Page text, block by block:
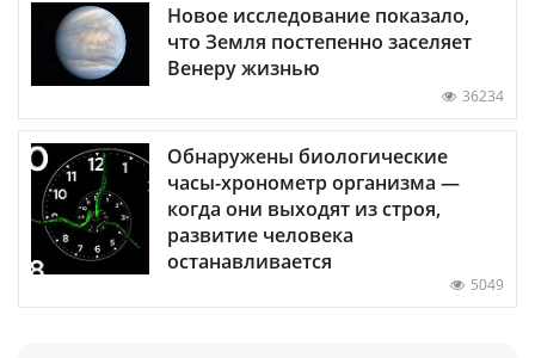
Новое исследование показало,
что Земля постепенно заселяет
Венеру жизнью
36234
Обнаружены биологические
часы-хронометр организма —
когда они выходят из строя,
развитие человека
останавливается
5049